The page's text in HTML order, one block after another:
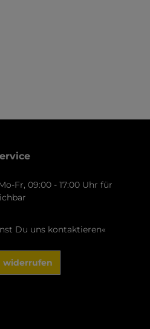
Fr, 09:00 - 17:00 Uhr für
Du uns kontaktieren«
widerrufen